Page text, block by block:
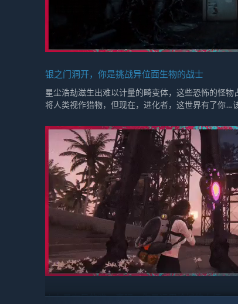
银之门洞开，你是挑战异位面生物的战士
星尘浩劫滋生出难以计量的畸变体，这些恐怖的怪
将人类视作猎物，但现在，进化者，这世界有了你…
火力是末日的唯一真理，你是运用枪械的大师